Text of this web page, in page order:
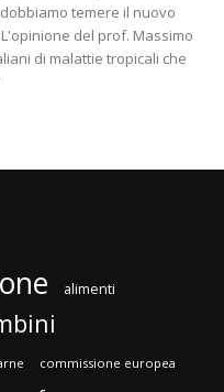
temere il nuovo
del prof. Massimo
di malattie tropicali che
alimenti
commissione europea